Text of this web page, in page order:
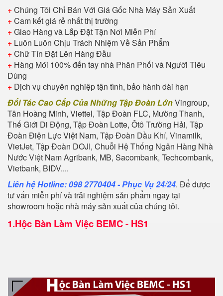
+Chúng Tôi Chỉ Bán Với Giá Gốc Nhà Máy Sản Xuất
+Cam kết giá rẻ nhất thị trường
+Giao Hàng và Lắp Đặt Tận Nơi Miễn Phí
+ Luôn Luôn Chịu Trách Nhiệm Về Sản Phẩm
+Chữ Tín Đặt Lên Hàng Đầu
+ Hàng Mới 100% đến tay nhà Phân Phối và Người Tiêu
Dùng
+ Dịch vụ chuyên nghiệp tận tình, bảo hành dài hạn
Đối Tác Cao Cấp Của Những Tập Đoàn LớnVingroup,
Tân Hoàng Minh, Viettel, Tập Đoàn FLC, Mường Thanh,
Thế Giới Di Động, Tập Đoàn Lotte, Ôtô Trường Hải, Tập
Đoàn Điện Lực Việt Nam, Tập Đoàn Dầu Khí, Vinamilk,
VietJet, Tập Đoàn DOJI, Chuỗi Hệ Thống Ngân Hàng Nhà
Nước Việt Nam Agribank, MB, Sacombank, Techcombank,
Vietbank, BIDV....
Liên hệ Hotline: 098 2770404 - Phục Vụ 24/24. Để được
tư vấn miễn phí và trải nghiệm sản phẩm ngay tại
showroom hoặc nhà máy sản xuất của chúng tôi.
1.Hộc Bàn Làm Việc BEMC - HS1